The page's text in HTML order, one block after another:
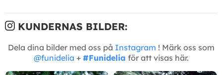
KUNDERNAS BILDER:
Dela dina bilder med oss på Instagram ! Märk oss som
@funidelia + #Funidelia för att visas här.